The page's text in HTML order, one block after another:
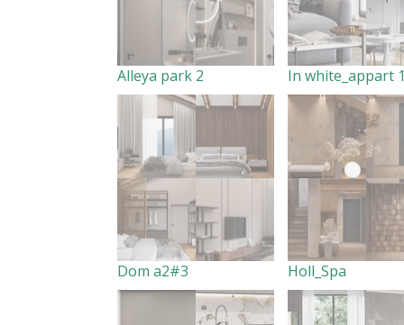
Alleya park 2 In white_appart
Dom a2#3 Holl_Spa